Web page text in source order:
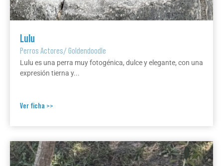
Lulu
Perros Actores/Goldendoodle
Lulu es una perra muy fotogénica, dulce y elegante, con una
expresión tierna y...
Ver ficha >>